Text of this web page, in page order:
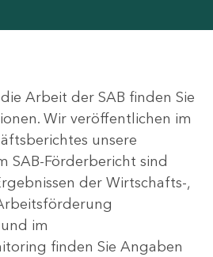
Arbeit der SAB finden Sie
Wir veröffentlichen im
unsere
SAB-Förderbericht sind
der Wirtschafts-,
im
finden Sie Angaben